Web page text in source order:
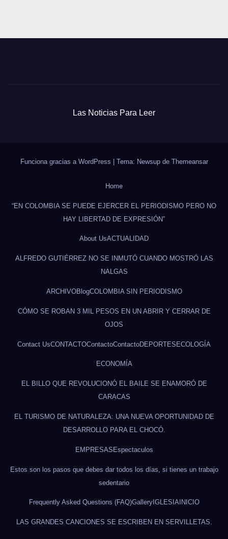
Las Noticias Para Leer
Funciona gracias a WordPress | Tema: Newsup de Themeansar
Home
“EN COLOMBIA SE PUEDE EJERCER EL PERIODISMO PERO NO
HAY LIBERTAD DE EXPRESIÓN”
About UsACTUALIDAD
ALFREDO GUTIÉRREZ NO SE INMUTÓ CUANDO MOSTRÓ LAS
NALGAS
ARCHIVOBlogCOLOMBIA SIN PERIODISMO
CÓMO SE ROBAN 3 MIL PESOS EN UN ABRIR Y CERRAR DE
OJOS
Contact UsCONTACTOContactoContactoDEPORTESECOLOGÍA
ECONOMÍA
EL BILLO QUE REVOLUCIONÓ EL BAILE SE ENAMORÓ DE
CARACAS
EL TURISMO DE NATURALEZA: UNA NUEVA OPORTUNIDAD DE
DESARROLLO PARA EL CHOCÓ.
EMPRESASEspectaculos
Estos son los pasos que debes dar todos los días, si tienes un trabajo
sedentario
Frequently Asked Questions (FAQ)GalleryIGLESIAINICIO
LAS GRANDES CANCIONES SE ESCRIBEN EN SERVILLETAS.